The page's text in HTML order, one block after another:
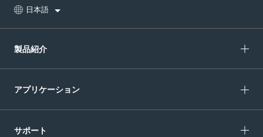
日本語
製品紹介
アプリケーション
サポート